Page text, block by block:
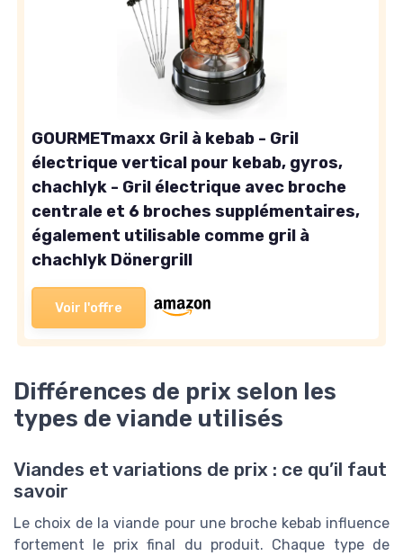
GOURMETmaxx Gril à kebab - Gril
électrique vertical pour kebab, gyros,
chachlyk - Gril électrique avec broche
centrale et 6 broches supplémentaires,
également utilisable comme gril à
chachlyk Dönergrill
Voir l'offre
Différences de prix selon les
types de viande utilisés
Viandes et variations de prix : ce qu’il faut
savoir
Le choix de la viande pour une broche kebab influence
fortement le prix final du produit. Chaque type de